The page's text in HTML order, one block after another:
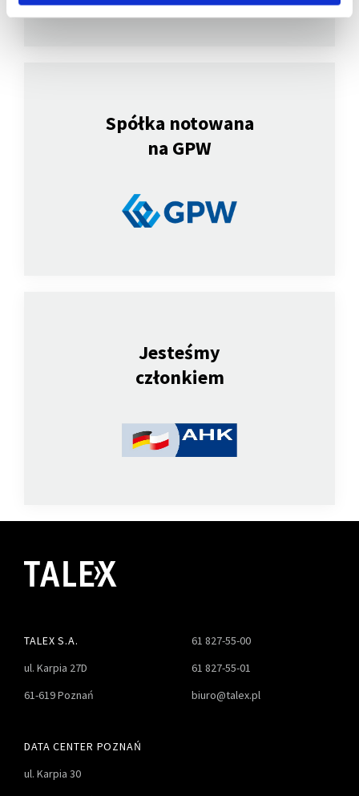
Spółka notowana
na GPW
Jesteśmy
członkiem
TALEX S.A.
ul. Karpia 27D
61-619 Poznań
61 827-55-00
61 827-55-01
biuro@talex.pl
DATA CENTER POZNAŃ
ul. Karpia 30